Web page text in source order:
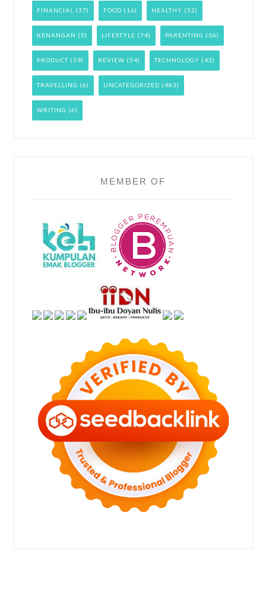
FINANCIAL (37) FOOD (16) HEALTHY (52)
KENANGAN (5) LIFESTYLE (74) PARENTING (36)
PRODUCT(39) REVIEW (54) TECHNOLOGY (43)
TRAVELLING (6) UNCATEGORIZED (483)
WRITING (6)
MEMBER OF